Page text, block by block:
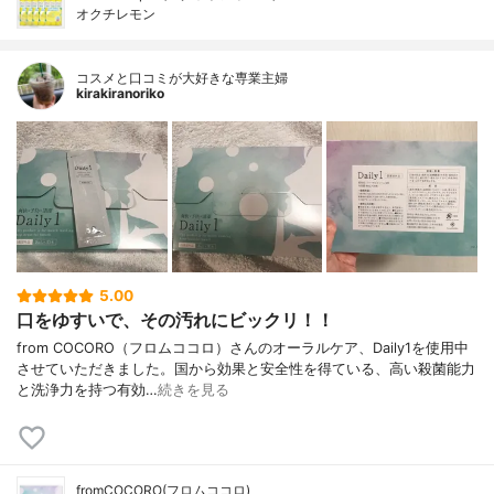
オクチレモン
コスメと口コミが大好きな専業主婦
kirakiranoriko
5.00
口をゆすいで、その汚れにビックリ！！
from COCORO（フロムココロ）さんのオーラルケア、Daily1を使用中
させていただきました。国から効果と安全性を得ている、高い殺菌能力
と洗浄力を持つ有効…続きを見る
fromCOCORO(フロムココロ)